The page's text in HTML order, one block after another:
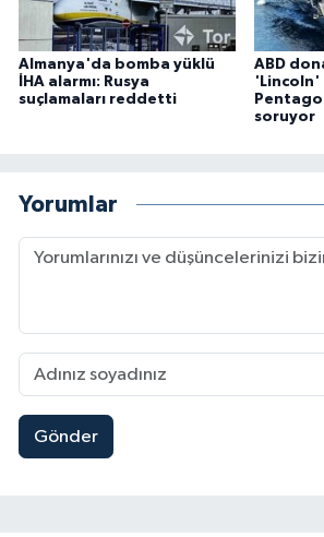
Almanya'da bomba yüklü
İHA alarmı: Rusya
suçlamaları reddetti
ABD
'Lincoln'
soruyor
Yorumlar
Gönder